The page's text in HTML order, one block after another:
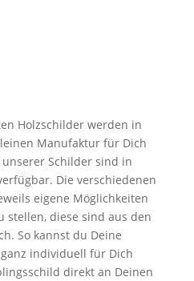
Holzschilder werden in
Manufaktur für Dich
Schilder sind in
Die verschiedenen
eigene Möglichkeiten
stellen, diese sind aus den
So kannst du Deine
ganz individuell für Dich
direkt an Deinen